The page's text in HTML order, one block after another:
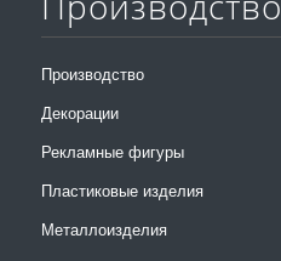
Производство
Декорации
Рекламные фигуры
Пластиковые изделия
Металлоизделия